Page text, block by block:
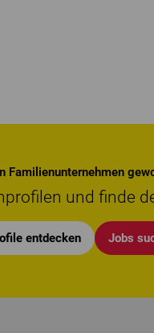
Familienunternehmen
und finde
entdecken Jobs